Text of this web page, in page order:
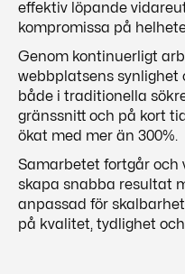
effektiv löpande
kompromissa på
Genom kontinuerligt
webbplatsens synlighet
både i traditionella
gränssnitt och på kort
ökat med mer än 300%.
Samarbetet fortgår och
skapa snabba resultat
anpassad för
på kvalitet, tydlighet